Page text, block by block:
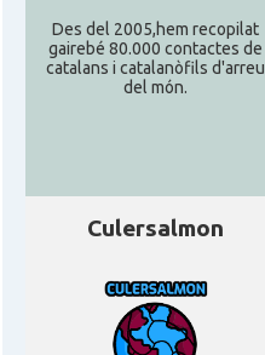
Des del 2005,hem recopilat
gairebé 80.000 contactes de
catalans i catalanòfils d'arreu
del món.
Culersalmon